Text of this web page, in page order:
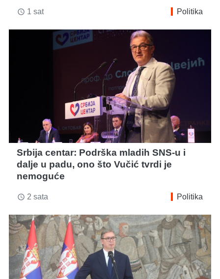
access_time 1 sat Politika
Srbija centar: Podrška mladih SNS-u i
dalje u padu, ono što Vučić tvrdi je
nemoguće
access_time 2 sata Politika